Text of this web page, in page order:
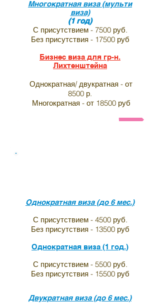
Многократная виза (мульти
виза)
(1 год)
С присутствием - 7500 руб.
Без присутствия - 17500 руб
Бизнес виза для гр-н.
Лихтенштейна
Однократная/ двукратная - от
8500 р.
Многократная - от 18500 руб
Анкета и список необходимых
Однократная виза (до 6 мес.)
С присутствием - 4500 руб.
Без присутствия - 13500 руб
Однократная виза (1 год.)
С присутствием - 5500 руб.
Без присутствия - 15500 руб
Двукратная виза (до 6 мес.)